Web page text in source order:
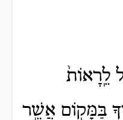
לֵֽרָאוֹת֙
בַּמָּק֖וֹם אֲשֶׁ֣ר